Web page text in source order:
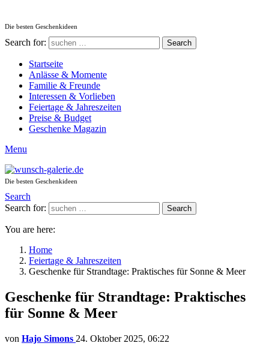
Die besten Geschenkideen
Search for: Search
Startseite
Anlässe & Momente
Familie & Freunde
Interessen & Vorlieben
Feiertage & Jahreszeiten
Preise & Budget
Geschenke Magazin
Menu
Die besten Geschenkideen
Search
Search for:
Search
You are here:
Home
Feiertage & Jahreszeiten
Geschenke für Strandtage: Praktisches für Sonne & Meer
Geschenke für Strandtage: Praktisches
für Sonne & Meer
von Hajo Simons 24. Oktober 2025, 06:22